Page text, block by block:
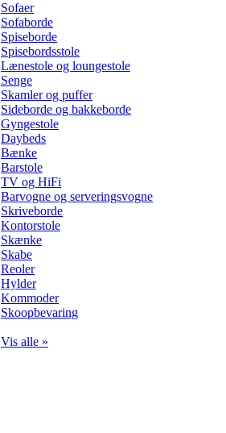
Sofaer
Sofaborde
Spiseborde
Spisebordsstole
Lænestole og loungestole
Senge
Skamler og puffer
Sideborde og bakkeborde
Gyngestole
Daybeds
Bænke
Barstole
TV og HiFi
Barvogne og serveringsvogne
Skriveborde
Kontorstole
Skænke
Skabe
Reoler
Hylder
Kommoder
Skoopbevaring
Vis alle »